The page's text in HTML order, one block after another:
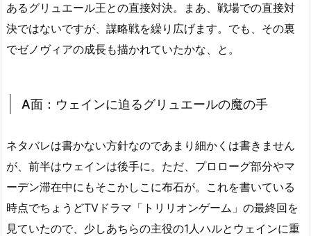
あるグリュエール王との直接対決。まあ、戦場での直接対
決ではないですが、謀略戦を繰り広げます。でも、その裏
でゼノヴィアの成長も描かれていたかな、と。
A面：ウェインに迫るグリュエールの魔の手
ネタバレは書かない方針なのであまり細かくは書きません
が、前半はウェインは後手に。ただ、プロローグ部分やマ
ーデン滞在中にもそこかしこに布石が。これを書いている
時点でちょうどTVドラマ「トリリオンゲーム」の最終回を
見ていたので、少しあちらの主役の1人ハルとウェインに重